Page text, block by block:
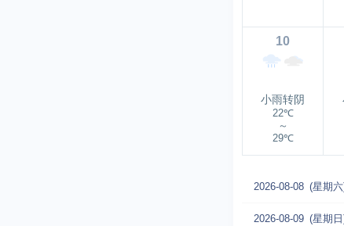
10
小雨转阴
22℃
～
29℃
2026-08-08 (星期
2026-08-09 (星期